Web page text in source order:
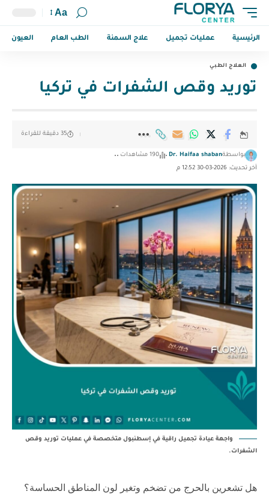
Aa
الرئيسية عمليات تجميل علاج السمنة الطب العام العيون
العلاج الطبي
توريد وقص الشفرات في تركيا
آخر تحديث: 2026-03-30 12:52 م
بواسطةDr. Haifaa shaban 190 مشاهدات
35 دقيقة للقراءة
واجهة عيادة تجميل راقية في إسطنبول متخصصة في عمليات توريد وقص
الشفرات.
هل تشعرين بالحرج من تضخم وتغير لون المناطق الحساسة؟